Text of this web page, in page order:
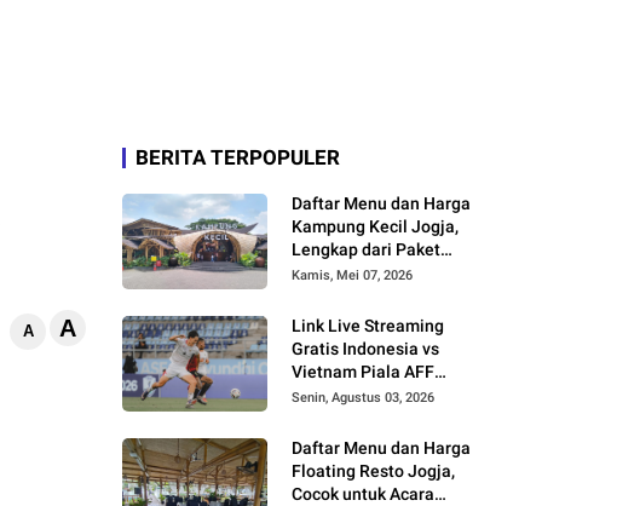
A A
BERITA TERPOPULER
Daftar Menu dan Harga
Kampung Kecil Jogja,
Lengkap dari Paket
Nasi hingga Minuman
Kamis, Mei 07, 2026
Link Live Streaming
Gratis Indonesia vs
Vietnam Piala AFF
2026
Senin, Agustus 03, 2026
Daftar Menu dan Harga
Floating Resto Jogja,
Cocok untuk Acara